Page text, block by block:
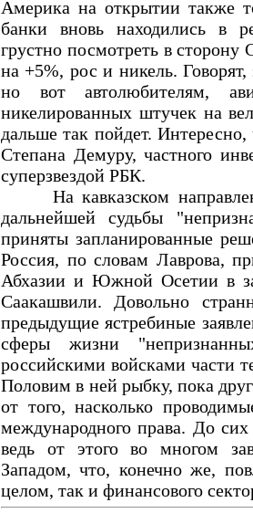
Америка на открытии также
банки вновь находились в
грустно посмотреть в
на +5%, рос и никель.
но вот автолюбителям,
никелированных штучек на
дальше так пойдет.
Степана Демуру, частного
суперзвездой РБК.
На кавказском
дальнейшей судьбы
приняты запланированные
Россия, по словам Лаврова,
Абхазии и Южной Осетии в
Саакашвили. Довольно
предыдущие ястребиные
сферы жизни
российскими войсками части
Половим в ней рыбку, пока
от того, насколько
международного права. До
ведь от этого во многом
Западом, что, конечно же,
целом, так и финансового